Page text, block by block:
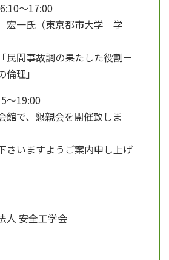
～17:00
一氏（東京都市大学 学
間事故調の果たした役割－
理」
～19:00
で、懇親会を開催致しま
いますようご案内申し上げ
人 安全工学会